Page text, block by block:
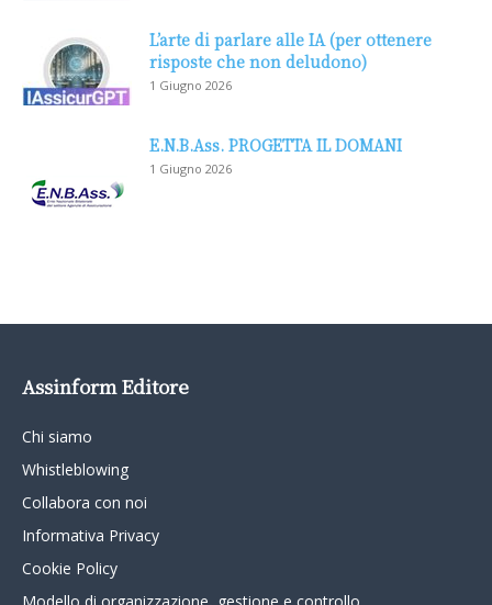
L’arte di parlare alle IA (per ottenere
risposte che non deludono)
1 Giugno 2026
E.N.B.Ass. PROGETTA IL DOMANI
1 Giugno 2026
Assinform Editore
Chi siamo
Whistleblowing
Collabora con noi
Informativa Privacy
Cookie Policy